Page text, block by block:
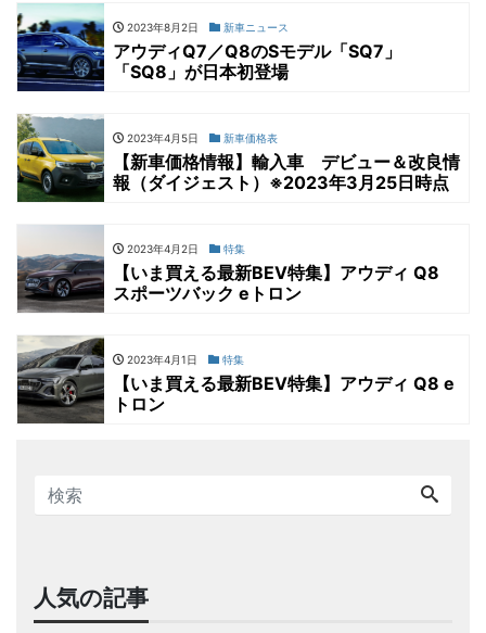
2023年8月2日 新車ニュース
アウディQ7／Q8のSモデル「SQ7」
「SQ8」が日本初登場
2023年4月5日 新車価格表
【新車価格情報】輸入車 デビュー＆改良情
報（ダイジェスト）※2023年3月25日時点
2023年4月2日 特集
【いま買える最新BEV特集】アウディ Q8
スポーツバック eトロン
2023年4月1日 特集
【いま買える最新BEV特集】アウディ Q8 e
トロン
人気の記事